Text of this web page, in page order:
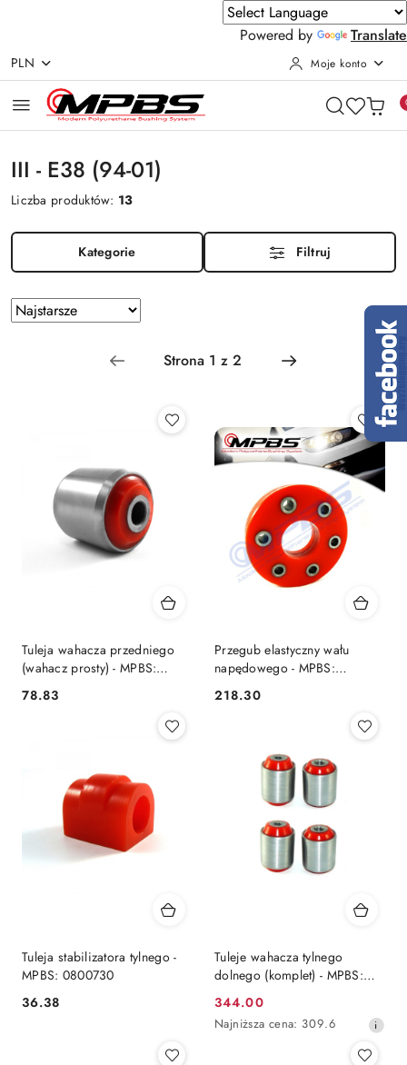
Powered by
Translate
Przejdź do treści głównej
Przejdź do wyszukiwarki
Przejdź do moje konto
Przejdź do menu głównego
Przejdź do stopki
PLN Moje konto
III - E38 (94-01)
Liczba produktów: 13
Kategorie Filtruj
Zastosowano
sortowanie:
Sortuj
według
Tuleja wahacza przedniego
(wahacz prosty) - MPBS:
0802509
Cena:
78.83
Przegub elastyczny wału
napędowego - MPBS:
08011105
Cena:
218.30
Tuleja stabilizatora tylnego -
MPBS: 0800730
Cena:
36.38
Tuleje wahacza tylnego
dolnego (komplet) - MPBS:
Cena
promocyjna:
344.00
Najniższa
Najniższa cena: 309.6